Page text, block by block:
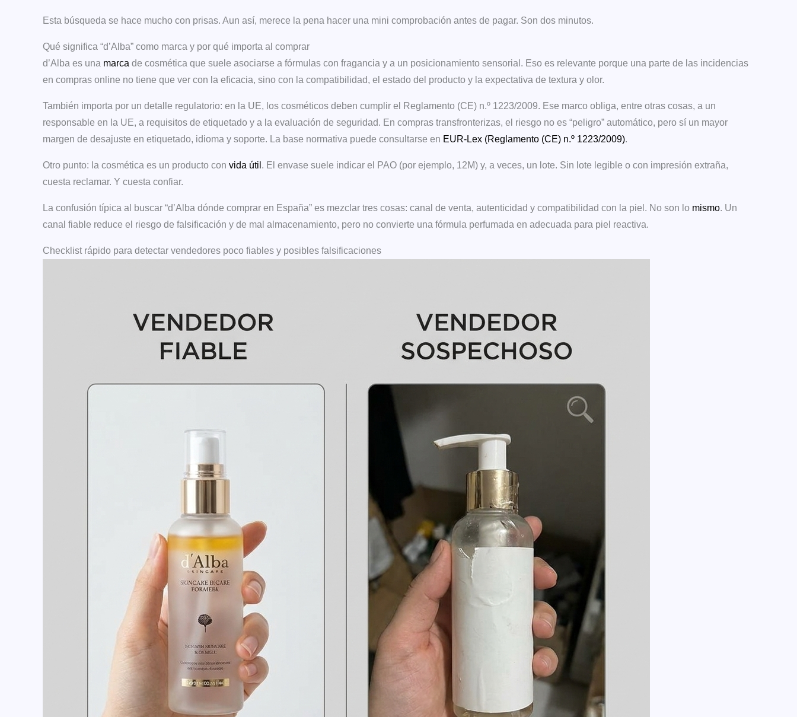
Esta búsqueda se hace mucho con prisas. Aun así, merece la pena hacer una mini comprobación antes de pagar. Son dos minutos.
Qué significa “d’Alba” como marca y por qué importa al comprar
d’Alba es una marca de cosmética que suele asociarse a fórmulas con fragancia y a un posicionamiento sensorial. Eso es relevante porque una parte de las incidencias
en compras online no tiene que ver con la eficacia, sino con la compatibilidad, el estado del producto y la expectativa de textura y olor.
También importa por un detalle regulatorio: en la UE, los cosméticos deben cumplir el Reglamento (CE) n.º 1223/2009. Ese marco obliga, entre otras cosas, a un
responsable en la UE, a requisitos de etiquetado y a la evaluación de seguridad. En compras transfronterizas, el riesgo no es “peligro” automático, pero sí un mayor
margen de desajuste en etiquetado, idioma y soporte. La base normativa puede consultarse en EUR-Lex (Reglamento (CE) n.º 1223/2009).
Otro punto: la cosmética es un producto con vida útil . El envase suele indicar el PAO (por ejemplo, 12M) y, a veces, un lote. Sin lote legible o con impresión extraña,
cuesta reclamar. Y cuesta confiar.
La confusión típica al buscar “d’Alba dónde comprar en España” es mezclar tres cosas: canal de venta, autenticidad y compatibilidad con la piel. No son lo mismo. Un
canal fiable reduce el riesgo de falsificación y de mal almacenamiento, pero no convierte una fórmula perfumada en adecuada para piel reactiva.
Checklist rápido para detectar vendedores poco fiables y posibles falsificaciones